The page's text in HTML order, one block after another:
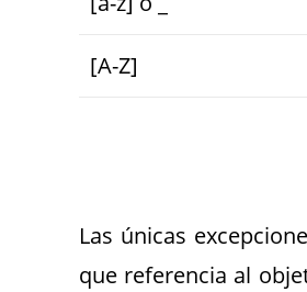
[A-Z]
Las únicas
que referencia al